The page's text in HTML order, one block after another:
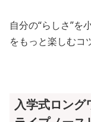
自分の“らしさ”を
をもっと楽しむコ
入学式ロング